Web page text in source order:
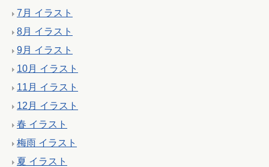
7月 イラスト
8月 イラスト
9月 イラスト
10月 イラスト
11月 イラスト
12月 イラスト
春 イラスト
梅雨 イラスト
夏 イラスト